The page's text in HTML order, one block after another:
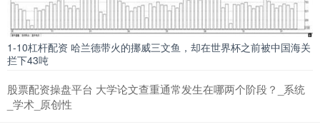
1-10杠杆配资 哈兰德带火的挪威三文鱼，却在世界杯之前被中国海关
拦下43吨
股票配资操盘平台 大学论文查重通常发生在哪两个阶段？_系统
_学术_原创性